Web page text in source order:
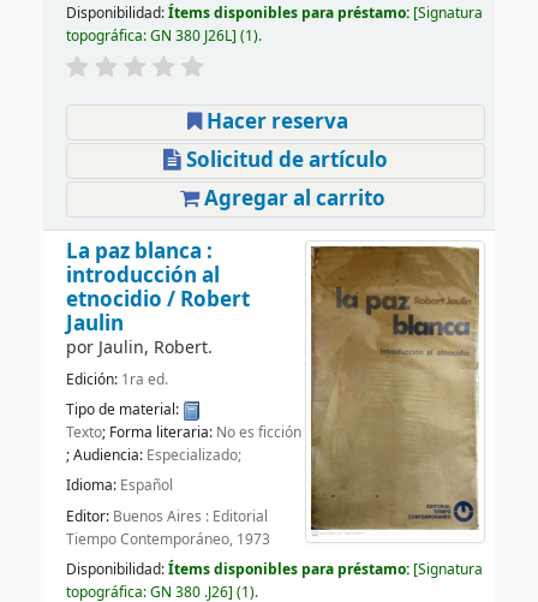
Disponibilidad:Ítems disponibles para préstamo: Signatura
topográfica:GN 380 J26L (1).
Hacer reserva
Solicitud de artículo
Agregar al carrito
La paz blanca :
introducción al
etnocidio / Robert
Jaulin
por Jaulin, Robert.
Edición: 1ra ed.
Tipo de material:
Texto; Forma literaria: No es ficción
; Audiencia: Especializado;
Idioma: Español
Editor: Buenos Aires : Editorial
Tiempo Contemporáneo, 1973
Disponibilidad:Ítems disponibles para préstamo: Signatura
topográfica:GN 380 .J26 (1).